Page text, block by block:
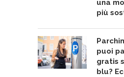
una
più
puoi
gratis
blu?